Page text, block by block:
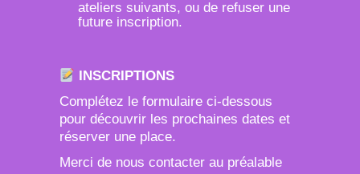
ateliers suivants, ou de refuser une
future inscription.
INSCRIPTIONS
Complétez le formulaire ci-dessous
pour découvrir les prochaines dates et
réserver une place.
Merci de nous contacter au préalable